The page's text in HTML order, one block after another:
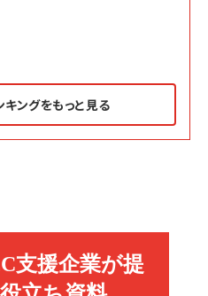
ングをもっと見る
舘涼太]
めよ［改訂版］――知的生産の「シンプ